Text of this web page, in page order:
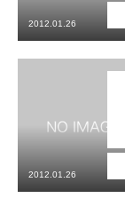
2012.01.26
2012.01.26